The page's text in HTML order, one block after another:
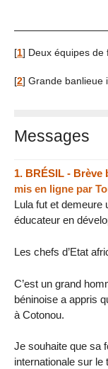
[1] Deux équipes de
[2] Grande banlieue
Messages
1. BRÉSIL - Brève
mis en ligne par
Lula fut et demeure
éducateur en
Les chefs d’Etat
C’est un grand
béninoise a appris
à Cotonou.
Je souhaite que sa
internationale sur le